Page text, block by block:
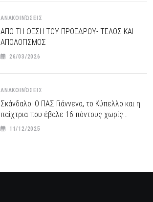
ΑΝΑΚΟΙΝΏΣΕΙΣ
ΑΠΟ ΤΗ ΘΕΣΗ ΤΟΥ ΠΡΟΕΔΡΟΥ- ΤΕΛΟΣ ΚΑΙ
ΑΠΟΛΟΓΙΣΜΟΣ
26/03/2026
ΑΝΑΚΟΙΝΏΣΕΙΣ
Σκάνδαλο! Ο ΠΑΣ Γιάννενα, το Κύπελλο και η
παίχτρια που έβαλε 16 πόντους χωρίς
δικαίωμα συμμετοχής.
11/12/2025